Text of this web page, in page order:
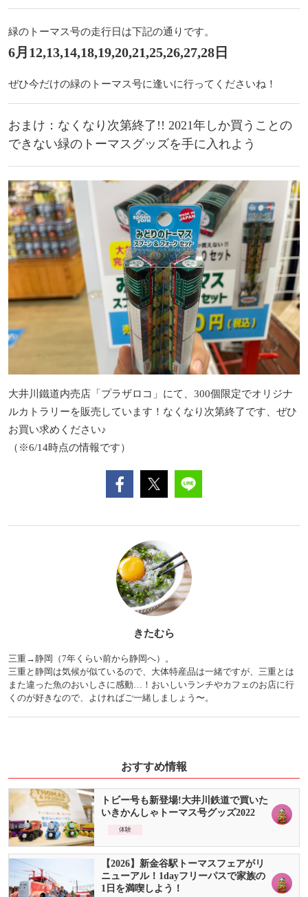
緑のトーマス号の走行日は下記の通りです。
6月12,13,14,18,19,20,21,25,26,27,28日
ぜひ今だけの緑のトーマス号に逢いに行ってくださいね！
おまけ：なくなり次第終了!! 2021年しか買うことの
できない緑のトーマスグッズを手に入れよう
大井川鐵道内売店「プラザロコ」にて、300個限定でオリジナ
ルカトラリーを販売しています！なくなり次第終了です、ぜひ
お買い求めください♪
（※6/14時点の情報です）
きたむら
三重→静岡（7年くらい前から静岡へ）。
三重と静岡は気候が似ているので、大体特産品は一緒ですが、三重とは
また違った魚のおいしさに感動…！おいしいランチやカフェのお店に行
くのが好きなので、よければご一緒しましょう〜。
おすすめ情報
トビー号も新登場!大井川鉄道で買いた
いきかんしゃトーマス号グッズ2022
体験
【2026】新金谷駅トーマスフェアがリ
ニューアル！1dayフリーパスで家族の
1日を満喫しよう！